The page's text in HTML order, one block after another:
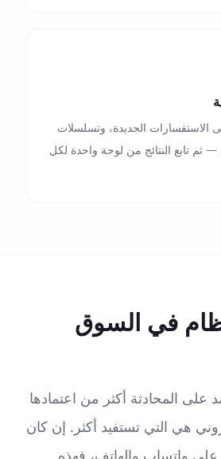
الاستفسارات الجديدة، وتسلسلات
— ثم تابع النتائج من لوحة واحدة لكل
في السوق
على المحادثة أكثر من اعتمادها
هي التي تستفيد أكثر. إن كان
واتساب والهاتف، فهذه